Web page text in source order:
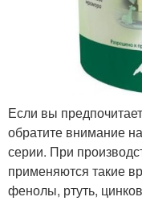
Если вы
обратите внимание
серии. При
применяются такие
фенолы, ртуть,